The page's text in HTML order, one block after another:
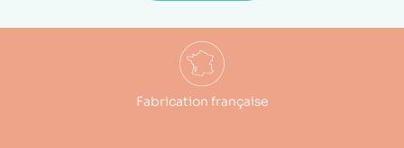
Fabrication française